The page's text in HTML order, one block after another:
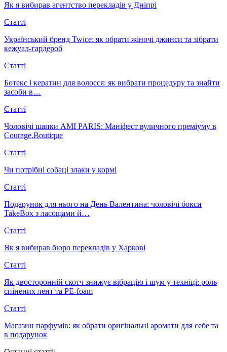
Як я вибирав агентство перекладів у Дніпрі
Статті
Український бренд Twice: як обрати жіночі джинси та зібрати
кежуал-гардероб
Статті
Ботекс і кератин для волосся: як вибрати процедуру та знайти
засоби в…
Статті
Чоловічі шапки AMI PARIS: Маніфест вуличного преміуму в
Courage.Boutique
Статті
Чи потрібні собаці злаки у кормі
Статті
Подарунок для нього на День Валентина: чоловічі бокси
TakeBox з ласощами й…
Статті
Як я вибирав бюро перекладів у Харкові
Статті
Як двосторонній скотч знижує вібрацію і шум у техніці: роль
спінених лент та PE-foam
Статті
Магазин парфумів: як обрати оригінальні аромати для себе та
в подарунок